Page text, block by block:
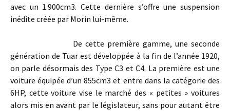
avec un 1.900cm3. Cette dernière s’offre une suspension
inédite créée par Morin lui-même.
De cette première gamme, une seconde
génération de Tuar est développée à la fin de l’année 1920,
on parle désormais des Type C3 et C4. La première est une
voiture équipée d’un 855cm3 et entre dans la catégorie des
6HP, cette voiture vise le marché des « petites » voitures
alors mis en avant par le législateur, sans pour autant être